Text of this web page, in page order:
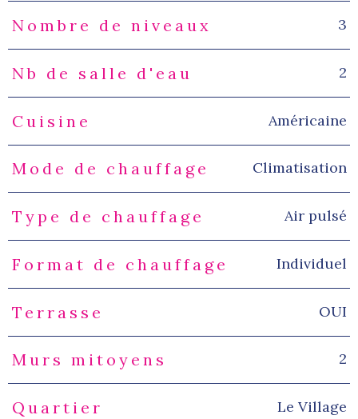
Nombre de niveaux 3
Nb de salle d'eau 2
Cuisine Américaine
Mode de chauffage Climatisation
Type de chauffage Air pulsé
Format de chauffage Individuel
Terrasse OUI
Murs mitoyens 2
Quartier Le Village